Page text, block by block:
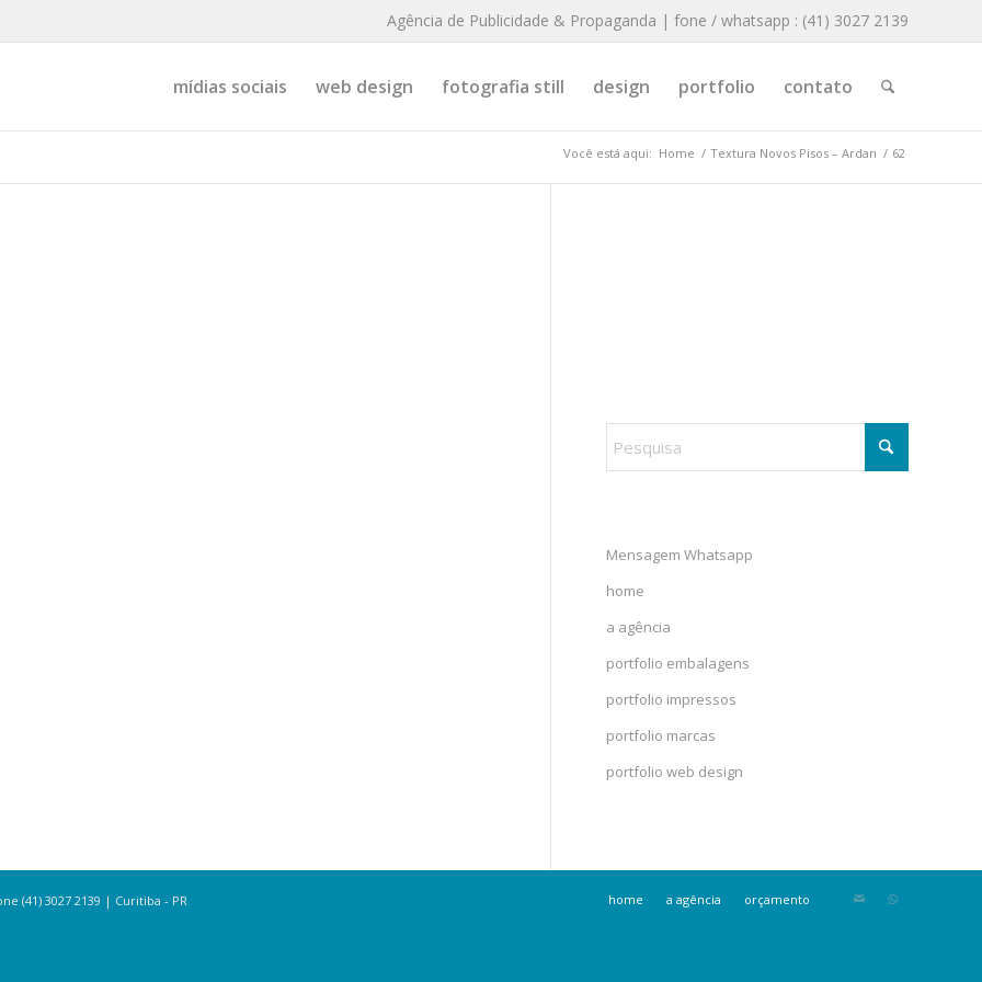
Agência de Publicidade & Propaganda | fone / whatsapp : (41) 3027 2139
mídias sociais web design fotografia still design portfolio contato
Você está aqui: Home / Textura Novos Pisos – Ardan / 62
Mensagem Whatsapp
home
a agência
portfolio embalagens
portfolio impressos
portfolio marcas
portfolio web design
(41) 3027 2139 | Curitiba - PR home a agência orçamento